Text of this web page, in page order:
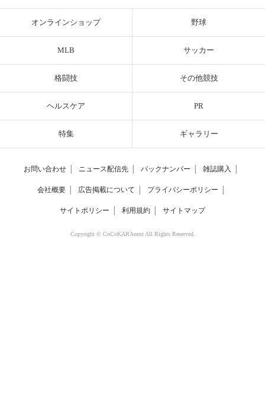
オンラインショップ 野球
MLB サッカー
格闘技 その他競技
ヘルスケア PR
特集 ギャラリー
お問い合わせ ニュース配信先 バックナンバー 雑誌購入
会社概要 広告掲載について プライバシーポリシー
サイトポリシー 利用規約 サイトマップ
Copyright © CoCoKARAnext All Rights Reserved.